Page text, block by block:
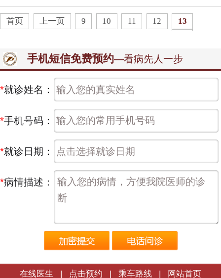
首页 上一页 9 10 11 12
13
15
16 17 下一页 末页 共 29页
手机短信免费预约—看病先人一步
*就诊姓名：
*手机号码：
*就诊日期：
*病情描述：
在线医生 点击预约 乘车路线 网站首页